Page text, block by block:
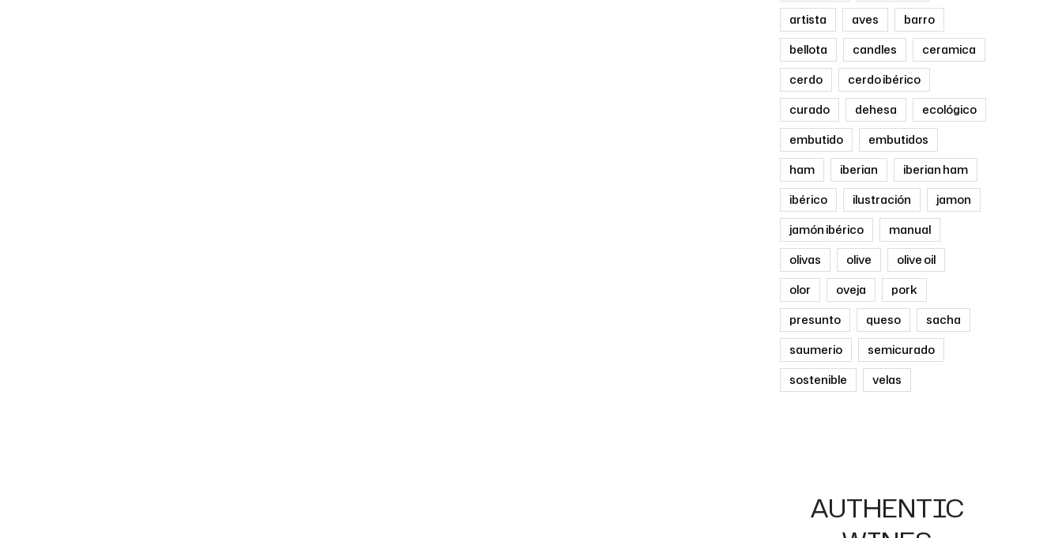
artista
aves
barro
bellota
candles
ceramica
cerdo
cerdo ibérico
curado
dehesa
ecológico
embutido
embutidos
ham
iberian
iberian ham
ibérico
ilustración
jamon
jamón ibérico
manual
olivas
olive
olive oil
olor
oveja
pork
presunto
queso
sacha
saumerio
semicurado
sostenible
velas
AUTHENTIC